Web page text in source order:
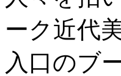
ーク近代
入口のブ